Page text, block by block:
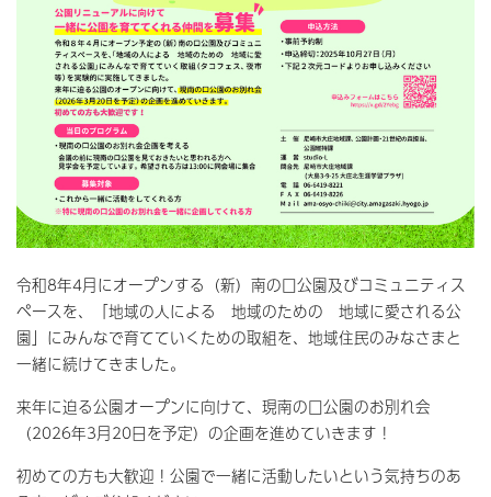
令和8年4月にオープンする（新）南の口公園及びコミュニティス
ペースを、「地域の人による 地域のための 地域に愛される公
園」にみんなで育てていくための取組を、地域住民のみなさまと
一緒に続けてきました。
来年に迫る公園オープンに向けて、現南の口公園のお別れ会
（2026年3月20日を予定）の企画を進めていきます！
初めての方も大歓迎！公園で一緒に活動したいという気持ちのあ